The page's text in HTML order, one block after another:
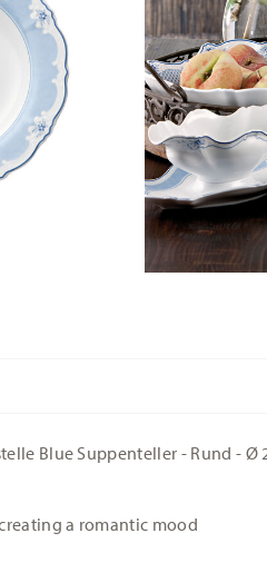
Blue Suppenteller - Rund - Ø
a romantic mood